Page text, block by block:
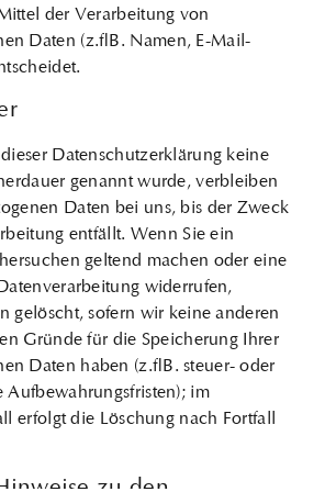
der Verarbeitung von
Daten (z. B. Namen, E-Mail-
Datenschutzerklärung keine
genannt wurde, verbleiben
Daten bei uns, bis der Zweck
entfällt. Wenn Sie ein
geltend machen oder eine
widerrufen,
gelöscht, sofern wir keine anderen
Gründe für die Speicherung Ihrer
Daten haben (z. B. steuer- oder
Aufbewahrungsfristen); im
erfolgt die Löschung nach Fortfall
zu den